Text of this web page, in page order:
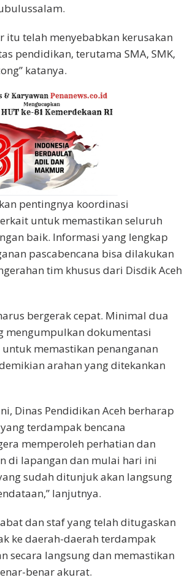
itu telah menyebabkan kerusakan
pendidikan, terutama SMA, SMK,
katanya.
pentingnya koordinasi
untuk memastikan seluruh
baik. Informasi yang lengkap
pascabencana bisa dilakukan
tim khusus dari Disdik Aceh
bergerak cepat. Minimal dua
mengumpulkan dokumentasi
memastikan penanganan
arahan yang ditekankan
Dinas Pendidikan Aceh berharap
terdampak bencana
memperoleh perhatian dan
di lapangan dan mulai hari ini
sudah ditunjuk akan langsung
lanjutnya.
dan staf yang telah ditugaskan
ke daerah-daerah terdampak
secara langsung dan memastikan
benar akurat.